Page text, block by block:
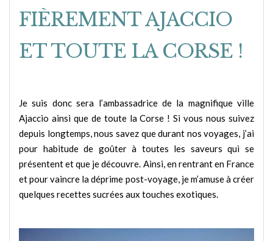
FIÈREMENT AJACCIO
ET TOUTE LA CORSE !
Je suis donc sera l’ambassadrice de la magnifique ville
Ajaccio ainsi que de toute la Corse ! Si vous nous suivez
depuis longtemps, nous savez que durant nos voyages, j’ai
pour habitude de goûter à toutes les saveurs qui se
présentent et que je découvre. Ainsi, en rentrant en France
et pour vaincre la déprime post-voyage, je m’amuse à créer
quelques recettes sucrées aux touches exotiques.